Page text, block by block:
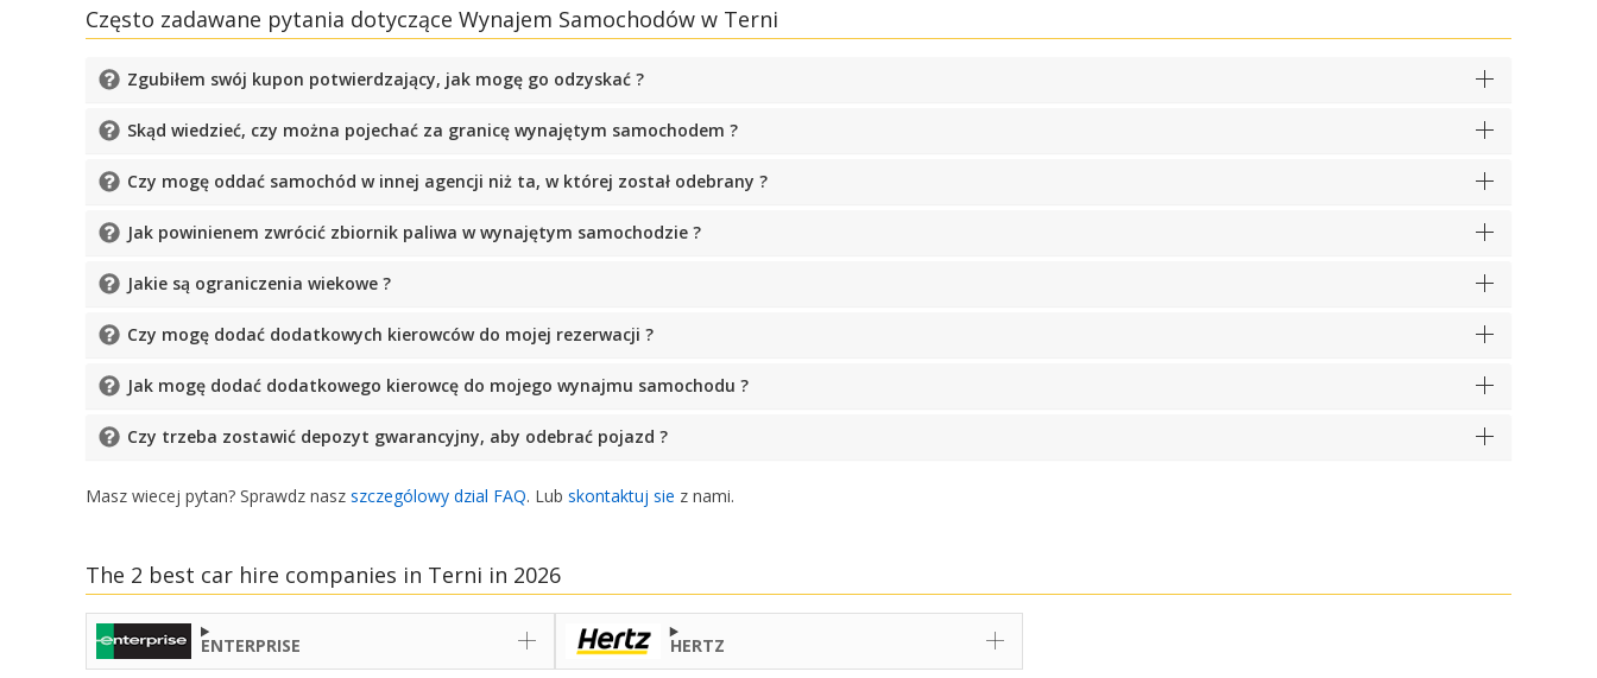
Często zadawane pytania dotyczące Wynajem Samochodów w Terni
Zgubiłem swój kupon potwierdzający, jak mogę go odzyskać ?
Skąd wiedzieć, czy można pojechać za granicę wynajętym samochodem ?
Czy mogę oddać samochód w innej agencji niż ta, w której został odebrany ?
Jak powinienem zwrócić zbiornik paliwa w wynajętym samochodzie ?
Jakie są ograniczenia wiekowe ?
Czy mogę dodać dodatkowych kierowców do mojej rezerwacji ?
Jak mogę dodać dodatkowego kierowcę do mojego wynajmu samochodu ?
Czy trzeba zostawić depozyt gwarancyjny, aby odebrać pojazd ?
Masz wiecej pytan? Sprawdz nasz szczególowy dzial FAQ. Lub skontaktuj sie z nami.
The 2 best car hire companies in Terni in 2026
ENTERPRISE HERTZ